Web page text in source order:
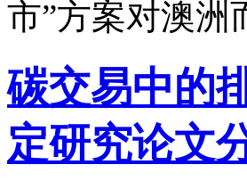
市”方案对澳洲
碳交易中的
定研究论文